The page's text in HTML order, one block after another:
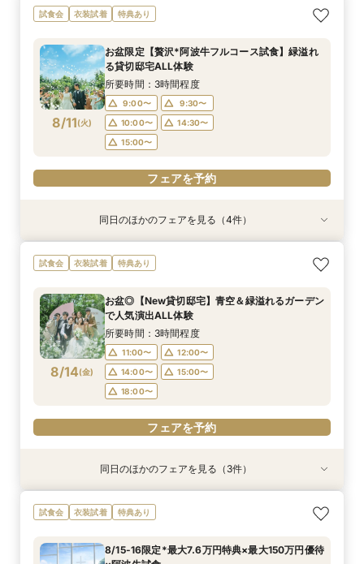
8/9(日)
おもてなし体験【国産牛フィレ試食】料理ランク
UP＆New貸切邸宅
9:00〜
9:30〜
10:00〜
14:30〜
15:00〜
フェアを予約
8/9(日)
【遠方の方◎オンライン相談会】スマホで簡単！
豪華10大特典付き
9:30〜
10:00〜
14:30〜
15:00〜
フェアを予約
8/9(日)
【初めての見学にオススメ】見積りまでしっかり
相談★全館見学
9:00〜
9:30〜
10:00〜
14:30〜
15:00〜
フェアを予約
8/9(日)
【少人数で挙式重視】アットホームなNewチャペ
ル体験&ドレス優待
9:00〜
9:30〜
10:00〜
14:30〜
15:00〜
フェアを予約
試食会 衣装試着 特典あり
8/11(火)
お盆限定【贅沢*阿波牛フルコース試食】緑溢れ
る貸切邸宅ALL体験
所要時間：3時間程度
9:00〜
9:30〜
10:00〜
14:30〜
15:00〜
フェアを予約
8/11(火)
【遠方の方◎オンライン相談会】スマホで簡単！
豪華10大特典付き
9:30〜
10:00〜
14:30〜
15:00〜
フェアを予約
衣装試着 特典あり
8/11(火)
おもてなし体験【国産牛フィレ試食】料理ランク
UP＆New貸切邸宅
9:00〜
9:30〜
10:00〜
14:30〜
15:00〜
フェアを予約
衣装試着 特典あり
8/11(火)
【初めての見学にオススメ】見積りまでしっかり
相談★全館見学
9:00〜
9:30〜
10:00〜
14:30〜
15:00〜
フェアを予約
衣装試着 特典あり
8/11(火)
【少人数で挙式重視】アットホームなNewチャペ
ル体験&ドレス優待
9:00〜
9:30〜
10:00〜
14:30〜
15:00〜
フェアを予約
同日のほかのフェアを見る（4件）
試食会 衣装試着 特典あり
8/14(金)
お盆◎【New貸切邸宅】青空＆緑溢れるガーデン
で人気演出ALL体験
所要時間：3時間程度
11:00〜
12:00〜
14:00〜
15:00〜
18:00〜
フェアを予約
【遠方の方◎オンライン相談会】スマホで簡単！
豪華10大特典付き
12:00〜
衣装試着 特典あり
【おもてなし重視◎】料理ランクUP＆10大特典
★貸切体験＆相談会
11:00〜
衣装試着 特典あり
【1組限定★貸切邸宅】少人数で挙式会食♪New
挙式体験＆豪華試食付き
11:00〜
同日のほかのフェアを見る（3件）
試食会 衣装試着 特典あり
8/15-16限定*最大7.6万円特典×最大150万円優待